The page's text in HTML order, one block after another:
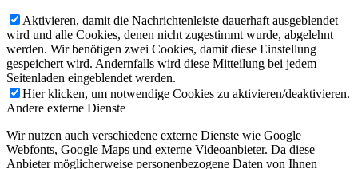
Aktivieren, damit die Nachrichtenleiste dauerhaft ausgeblendet
wird und alle Cookies, denen nicht zugestimmt wurde, abgelehnt
werden. Wir benötigen zwei Cookies, damit diese Einstellung
gespeichert wird. Andernfalls wird diese Mitteilung bei jedem
Seitenladen eingeblendet werden.
Hier klicken, um notwendige Cookies zu aktivieren/deaktivieren.
Andere externe Dienste
Wir nutzen auch verschiedene externe Dienste wie Google
Webfonts, Google Maps und externe Videoanbieter. Da diese
Anbieter möglicherweise personenbezogene Daten von Ihnen